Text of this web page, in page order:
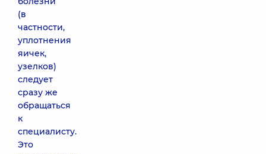
(в
частности,
уплотнения
яичек,
узелков)
следует
сразу же
обращаться
к
специалисту.
Это